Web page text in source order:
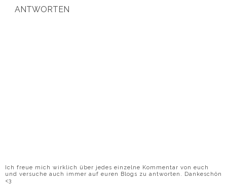
ANTWORTEN
Ich freue mich wirklich über jedes einzelne Kommentar von euch
und versuche auch immer auf euren Blogs zu antworten. Dankeschön
<3